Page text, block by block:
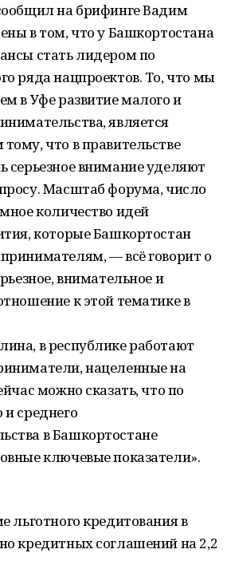
на брифинге Вадим
в том, что у Башкортостана
стать лидером по
ряда нацпроектов. То, что мы
в Уфе развитие малого и
является
что в правительстве
серьезное внимание уделяют
Масштаб форума, число
количество идей
которые Башкортостан
— всё говорит о
внимательное и
к этой тематике в
в республике работают
нацеленные на
можно сказать, что по
среднего
в Башкортостане
ключевые показатели».
льготного кредитования в
кредитных соглашений на 2,2